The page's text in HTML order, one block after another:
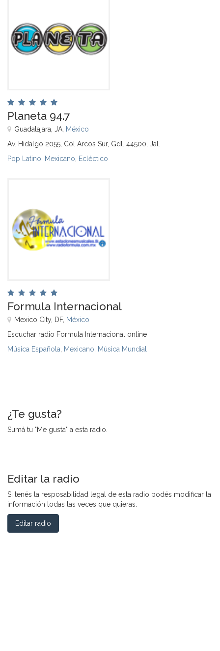
Planeta 94.7
Guadalajara, JA, México
Av. Hidalgo 2055, Col Arcos Sur, Gdl. 44500, Jal.
Pop Latino Mexicano Ecléctico
Formula Internacional
Mexico City, DF, México
Escuchar radio Formula Internacional online
Música Española Mexicano Música Mundial
¿Te gusta?
Sumá tu "Me gusta" a esta radio.
Editar la radio
Si tenés la resposabilidad legal de esta radio podés modificar la
información todas las veces que quieras.
Editar radio